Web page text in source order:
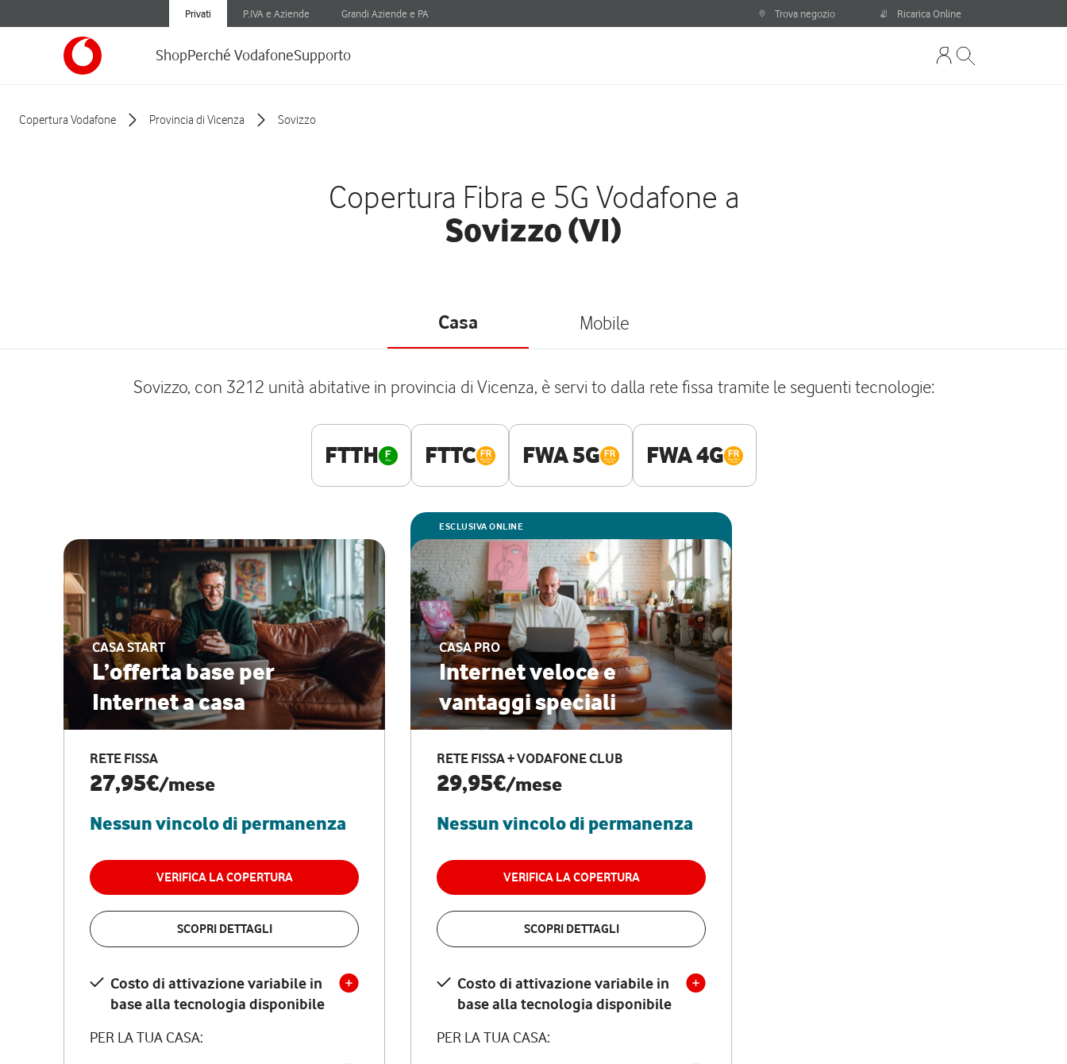
Privati P.IVA e Aziende Grandi Aziende e PA Trova negozio Ricarica Online
ShopPerché VodafoneSupporto
Copertura Vodafone Provincia di Vicenza Sovizzo
Copertura Fibra e 5G Vodafone a
Sovizzo (VI)
Casa Mobile
Sovizzo, con 3212 unità abitative in provincia di Vicenza, è servi to dalla rete fissa tramite le seguenti tecnologie:
FTTH FTTC FWA 5G FWA 4G
CASA START
L’offerta base per
Internet a casa
RETE FISSA
27,95€/mese
Nessun vincolo di permanenza
VERIFICA LA COPERTURA
SCOPRI DETTAGLI
Costo di attivazione variabile in
base alla tecnologia disponibile
PER LA TUA CASA:
ESCLUSIVA ONLINE
CASA PRO
Internet veloce e
vantaggi speciali
RETE FISSA + VODAFONE CLUB
29,95€/mese
Nessun vincolo di permanenza
VERIFICA LA COPERTURA
SCOPRI DETTAGLI
Costo di attivazione variabile in
base alla tecnologia disponibile
PER LA TUA CASA: